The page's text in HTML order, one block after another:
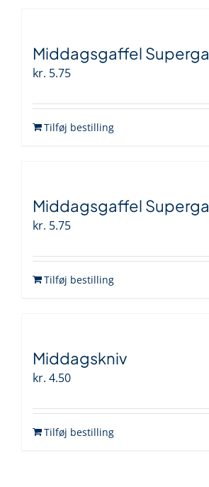
Middagsgaffel Superga
kr. 5.75
Tilføj bestilling
Middagsgaffel Superga
kr. 5.75
Tilføj bestilling
Middagskniv
kr. 4.50
Tilføj bestilling